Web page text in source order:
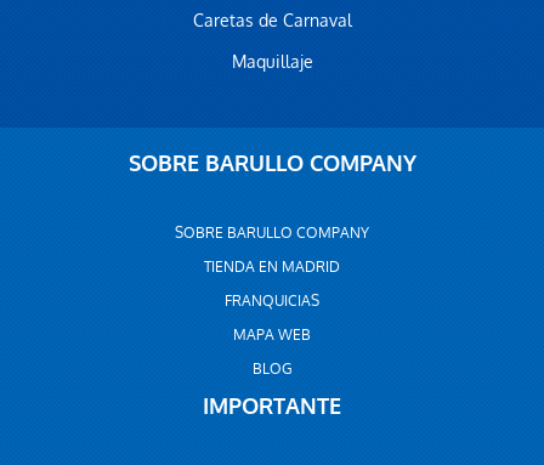
Caretas de Carnaval
Maquillaje
SOBRE BARULLO COMPANY
SOBRE BARULLO COMPANY
TIENDA EN MADRID
FRANQUICIAS
MAPA WEB
BLOG
IMPORTANTE